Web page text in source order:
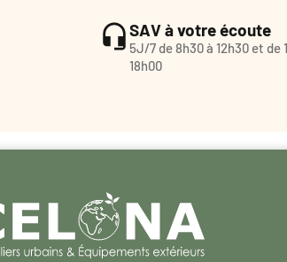
SAV à votre écoute
5J/7 de 8h30 à 12h30 et de
18h00